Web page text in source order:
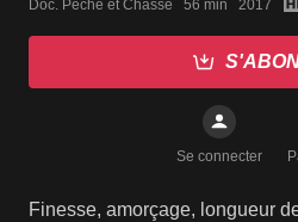
Doc. Pêche et Chasse   56 min   2017
Se connecter
Finesse, amorçage, longueur